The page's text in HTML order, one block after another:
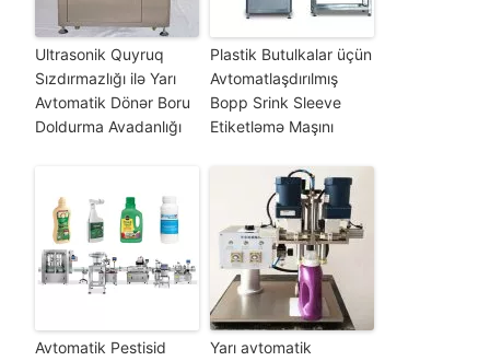
Ultrasonik Quyruq
Sızdırmazlığı ilə Yarı
Avtomatik Dönər Boru
Doldurma Avadanlığı
Plastik Butulkalar üçün
Avtomatlaşdırılmış
Bopp Srink Sleeve
Etiketləmə Maşını
Avtomatik Pestisid
Yarı avtomatik